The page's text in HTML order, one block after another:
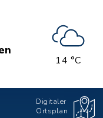
14 °C
Digitaler
Ortsplan